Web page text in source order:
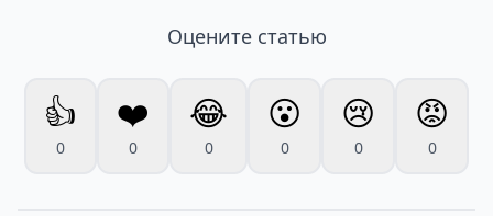
Оцените статью
👍
0
❤️
0
😂
0
😮
0
😢
0
😡
0